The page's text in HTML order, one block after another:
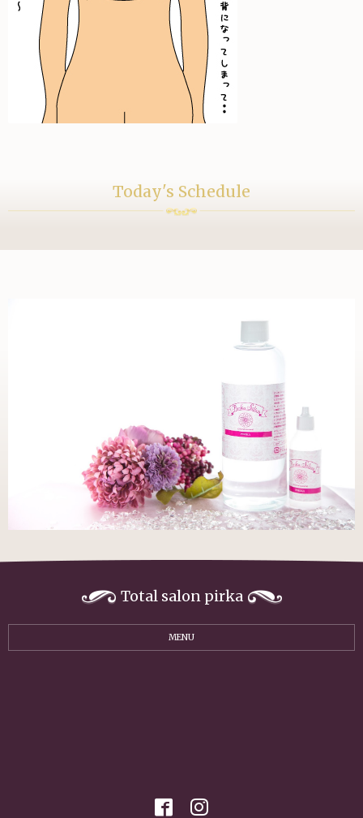
Today's Schedule
Total salon pirka
MENU